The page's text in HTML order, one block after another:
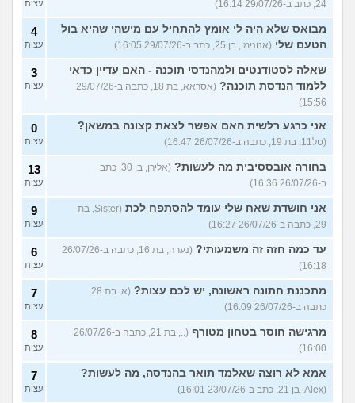
24, כתב ב-29/07/26 16:14) עצות
מבואס שלא היה לי אומץ להתחיל עם מישהי שהיא בול
הטעם שלי (אנונימי, בן 25, כתב ב-29/07/26 16:05)
4
עצות
שאלה לסטודנטים ולמהנדסי תוכנה - האם עדיין כדאי
ללמוד הנדסת תוכנה?
(אסראא, בת 18, כתבה ב-29/07/26
15:56)
3
עצות
אני כרגע רלשית האם אפשר לצאת קצונה במשאן?
(טל11, בת 19, כתבה ב-26/07/26 16:47)
0
עצות
בחורה אובססיבית מה לעשות?
(אלירן, בן 30, כתב
ב-26/07/26 16:36)
13
עצות
אני חושדת שאח שלי עומד להסתפח לכת
(Sister, בת
29, כתבה ב-26/07/26 16:27)
9
עצות
עד כמה חזה זה משמעותי?
(נערה, בת 16, כתבה ב-26/07/26
16:18)
6
עצות
מתכננת חתונה ראשונה, יש לכם עצות?
(א, בת 28,
כתבה ב-26/07/26 16:09)
7
עצות
מרגישה חוסר בטחון מטורף
(.., בת 21, כתבה ב-26/07/26
16:00)
8
עצות
אמא לא רוצה שאלמד תואר בהנדסה, מה לעשות?
(Alex, בן 21, כתב ב-23/07/26 16:01)
7
עצות